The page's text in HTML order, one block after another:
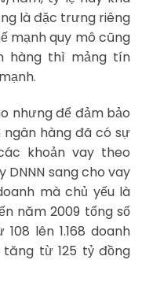
là đặc trưng riêng
mạnh quy mô cũng
hàng thì mảng tín
nhưng để đảm bảo
hàng đã có sự
khoản vay theo
DNNN sang cho vay
mà chủ yếu là
năm 2009 tổng số
lên 1.168 doanh
từ 125 tỷ đồng